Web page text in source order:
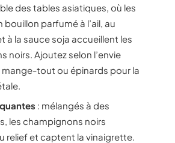
des tables asiatiques, où les
bouillon parfumé à l’ail, au
à la sauce soja accueillent les
noirs. Ajoutez selon l’envie
tout ou épinards pour la
: mélangés à des
les champignons noirs
relief et captent la vinaigrette.